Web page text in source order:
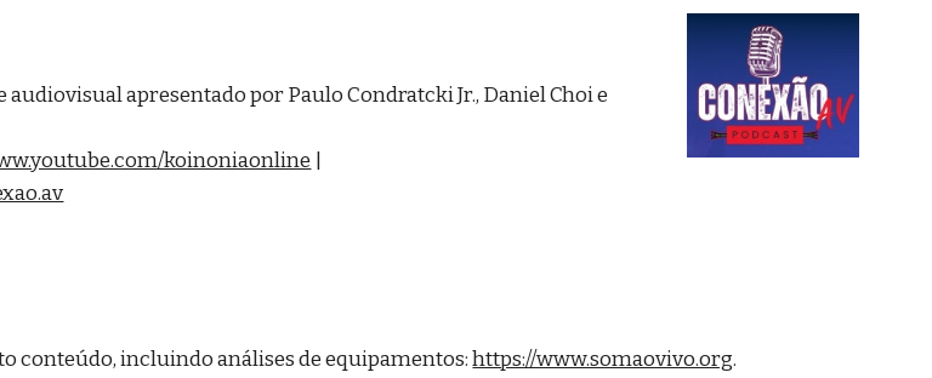
audiovisual apresentado por Paulo Condratcki Jr., Daniel Choi e
koinoniaonline
conteúdo, incluindo análises de equipamentos: https://www.somaovivo.org.